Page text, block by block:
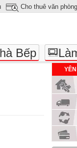
Cho thuê văn phòng
Bếp